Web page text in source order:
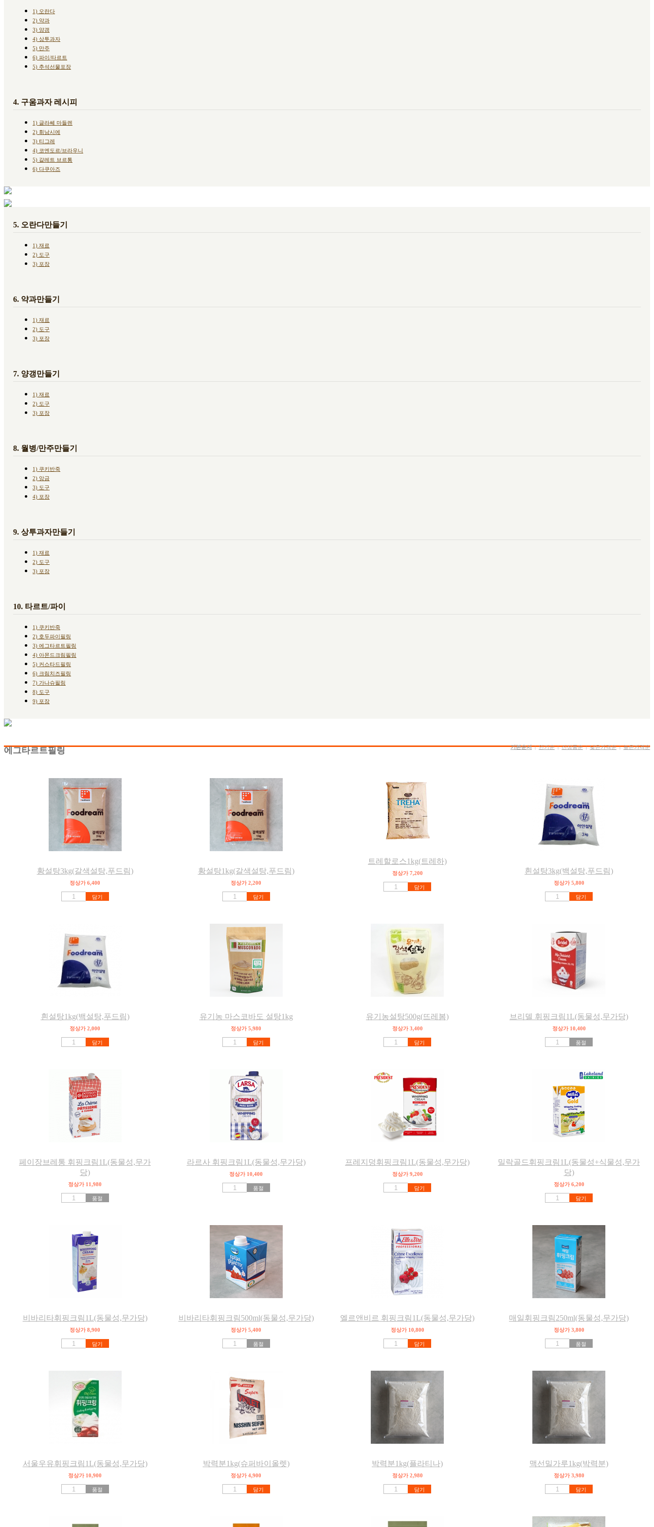
1) 오란다
2) 약과
3) 양갱
4) 상투과자
5) 만주
6) 파이/타르트
5) 추석선물포장
4. 구움과자 레시피
1) 글라쎄 마들렌
2) 휘낭시에
3) 티그레
4) 코엔도르/브라우니
5) 갈레트 브르통
6) 다쿠아즈
5. 오란다만들기
1) 재료
2) 도구
3) 포장
6. 약과만들기
1) 재료
2) 도구
3) 포장
7. 양갱만들기
1) 재료
2) 도구
3) 포장
8. 월병/만주만들기
1) 쿠키반죽
2) 앙금
3) 도구
4) 포장
9. 상투과자만들기
1) 재료
2) 도구
3) 포장
10. 타르트/파이
1) 쿠키반죽
2) 호두파이필링
3) 에그타르트필링
4) 아몬드크림필링
5) 커스타드필링
6) 크림치즈필링
7) 가나슈필링
8) 도구
9) 포장
에그타르트필링 기본순서 | 인기순 | 신상품순 | 낮은가격순 | 높은가격순
황설탕3kg(갈색설탕,푸드림)
정상가 6,400
담기
황설탕1kg(갈색설탕,푸드림)
정상가 2,200
담기
트레할로스1kg(트레하)
정상가 7,200
담기
흰설탕3kg(백설탕,푸드림)
정상가 5,800
담기
흰설탕1kg(백설탕,푸드림)
정상가 2,000
담기
유기농 마스코바도 설탕1kg
정상가 5,980
담기
유기농설탕500g(뜨레봄)
정상가 3,400
담기
브리델 휘핑크림1L(동물성,무가당)
정상가 10,400
품절
페이장브레통 휘핑크림1L(동물성,무가
당)
정상가 11,980
품절
라르사 휘핑크림1L(동물성,무가당)
정상가 10,400
품절
프레지덩휘핑크림1L(동물성,무가당)
정상가 9,200
담기
밀락골드휘핑크림1L(동물성+식물성,무가
당)
정상가 6,200
담기
비바리타휘핑크림1L(동물성,무가당)
정상가 8,900
담기
비바리타휘핑크림500ml(동물성,무가당)
정상가 5,400
품절
엘르앤비르 휘핑크림1L(동물성,무가당)
정상가 10,800
담기
매일휘핑크림250ml(동물성,무가당)
정상가 3,800
품절
서울우유휘핑크림1L(동물성,무가당)
정상가 10,900
품절
박력분1kg(슈퍼바이올렛)
정상가 4,900
담기
박력분1kg(플라티나)
정상가 2,980
담기
맥선밀가루1kg(박력분)
정상가 3,980
담기